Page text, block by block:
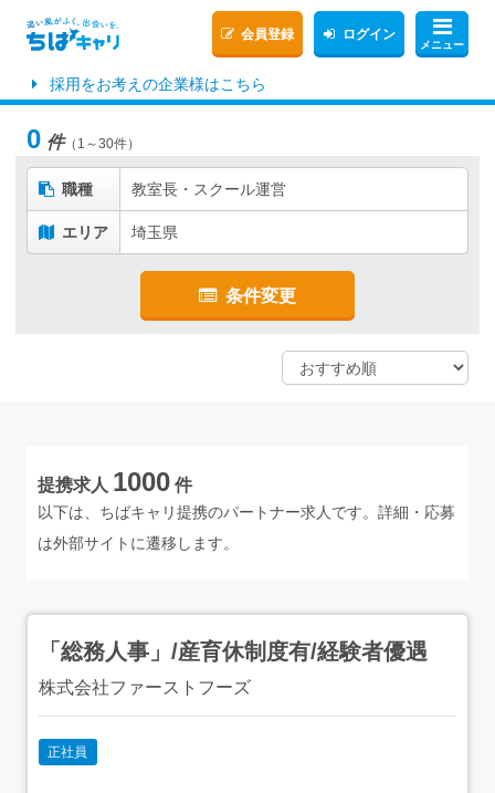
メニュー
会員登録 ログイン
採用をお考えの企業様はこちら
0 件（1～30件）
職種 教室長・スクール運営
エリア 埼玉県
条件変更
提携求人 1000 件
以下は、ちばキャリ提携のパートナー求人です。詳細・応募
は外部サイトに遷移します。
「総務人事」/産育休制度有/経験者優遇
株式会社ファーストフーズ
正社員